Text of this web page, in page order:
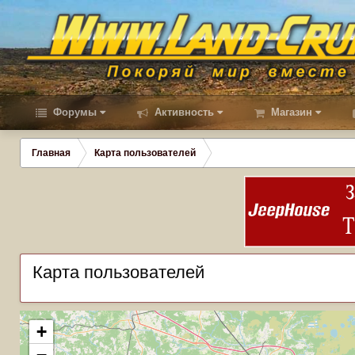
Форумы Активность Магазин
Главная Карта пользователей
Карта пользователей
+